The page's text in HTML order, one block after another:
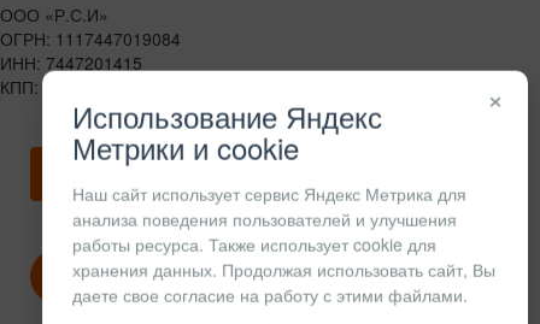
ООО «Р.С.И»
ОГРН: 1117447019084
ИНН: 7447201415
КПП: 744701001
Скачать карточку предприятия
Политика конфиденциальности
×
Использование Яндекс
Метрики и cookie
Наш сайт использует сервис Яндекс Метрика для
анализа поведения пользователей и улучшения
работы ресурса. Также использует cookie для
хранения данных. Продолжая использовать сайт, Вы
даете свое согласие на работу с этими файлами.